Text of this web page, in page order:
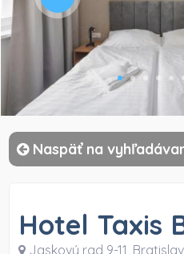
Naspäť na
Hotel Taxis
Jaskový rad 9-11,